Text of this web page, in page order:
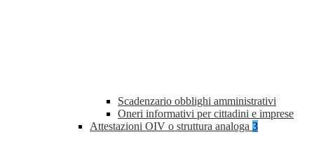
Scadenzario obblighi amministrativi
Oneri informativi per cittadini e imprese
Attestazioni OIV o struttura analoga 3